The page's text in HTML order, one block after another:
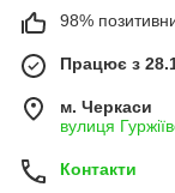
98%
Працює з
м. Черкаси
вулиця
Контакти